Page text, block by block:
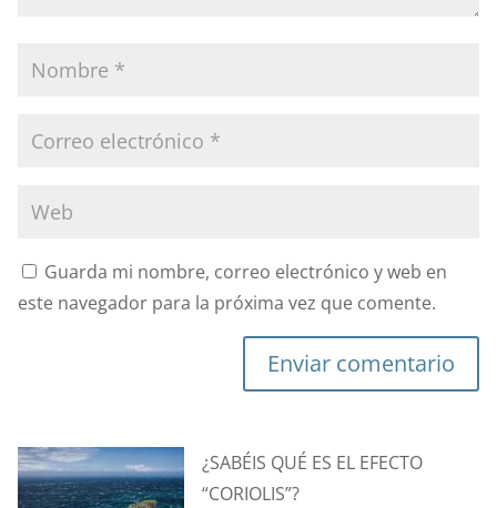
Guarda mi nombre, correo electrónico y web en
este navegador para la próxima vez que comente.
Enviar comentario
¿SABÉIS QUÉ ES EL EFECTO
“CORIOLIS”?